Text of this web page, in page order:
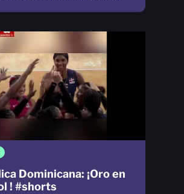
Dominicana: ¡Oro en
! #shorts